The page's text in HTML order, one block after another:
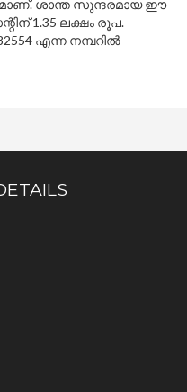
ശാന്ത സുന്ദരമായ ഈ
1.35 ലക്ഷം രൂപ.
എന്ന നമ്പറിൽ